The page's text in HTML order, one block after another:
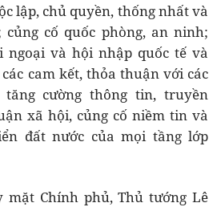
lập, chủ quyền, thống nhất và
cố quốc phòng, an ninh;
ngoại và hội nhập quốc tế và
cam kết, thỏa thuận với các
tăng cường thông tin, truyền
xã hội, củng cố niềm tin và
đất nước của mọi tầng lớp
mặt Chính phủ, Thủ tướng Lê